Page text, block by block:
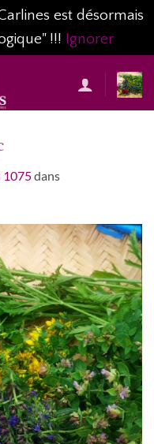
est désormais
!!! Ignorer
1075dans